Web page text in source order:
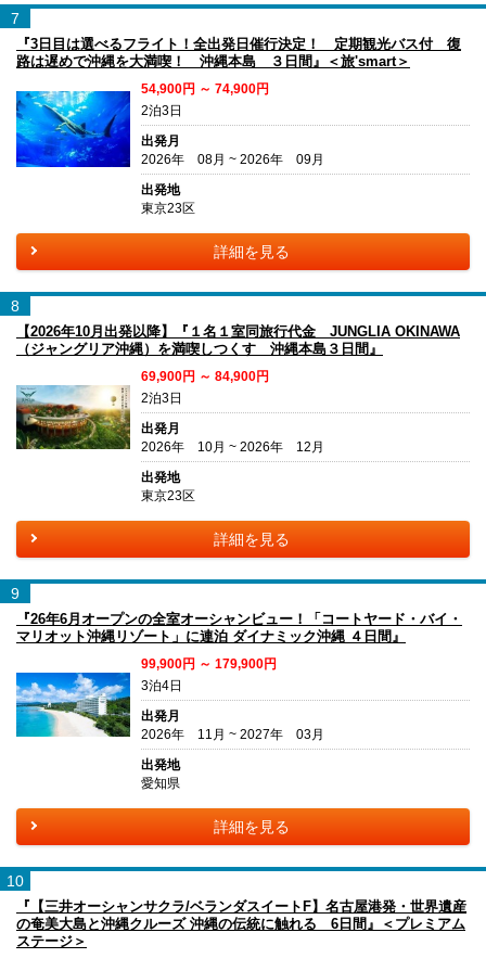
7
『3日目は選べるフライト！全出発日催行決定！ 定期観光バス付 復
路は遅めで沖縄を大満喫！ 沖縄本島 ３日間』＜旅'smart＞
54,900円 ～ 74,900円
2泊3日
出発月
2026年 08月 ~ 2026年 09月
出発地
東京23区
詳細を見る
8
【2026年10月出発以降】『１名１室同旅行代金 JUNGLIA OKINAWA
（ジャングリア沖縄）を満喫しつくす 沖縄本島３日間』
69,900円 ～ 84,900円
2泊3日
出発月
2026年 10月 ~ 2026年 12月
出発地
東京23区
詳細を見る
9
『26年6月オープンの全室オーシャンビュー！「コートヤード・バイ・
マリオット沖縄リゾート」に連泊 ダイナミック沖縄 ４日間』
99,900円 ～ 179,900円
3泊4日
出発月
2026年 11月 ~ 2027年 03月
出発地
愛知県
詳細を見る
10
『【三井オーシャンサクラ/ベランダスイートF】名古屋港発・世界遺産
の奄美大島と沖縄クルーズ 沖縄の伝統に触れる 6日間』＜プレミアム
ステージ＞